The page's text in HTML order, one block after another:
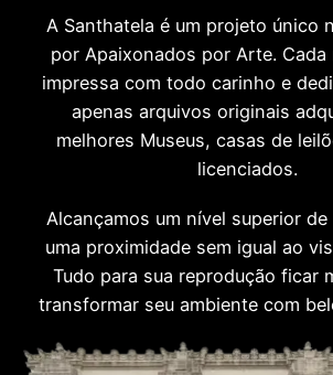
A Santhatela é um projeto único
por Apaixonados por Arte. Cada
impressa com todo carinho e
apenas arquivos originais
melhores Museus, casas de
licenciados.
Alcançamos um nível superior
uma proximidade sem igual ao
Tudo para sua reprodução ficar
transformar seu ambiente com